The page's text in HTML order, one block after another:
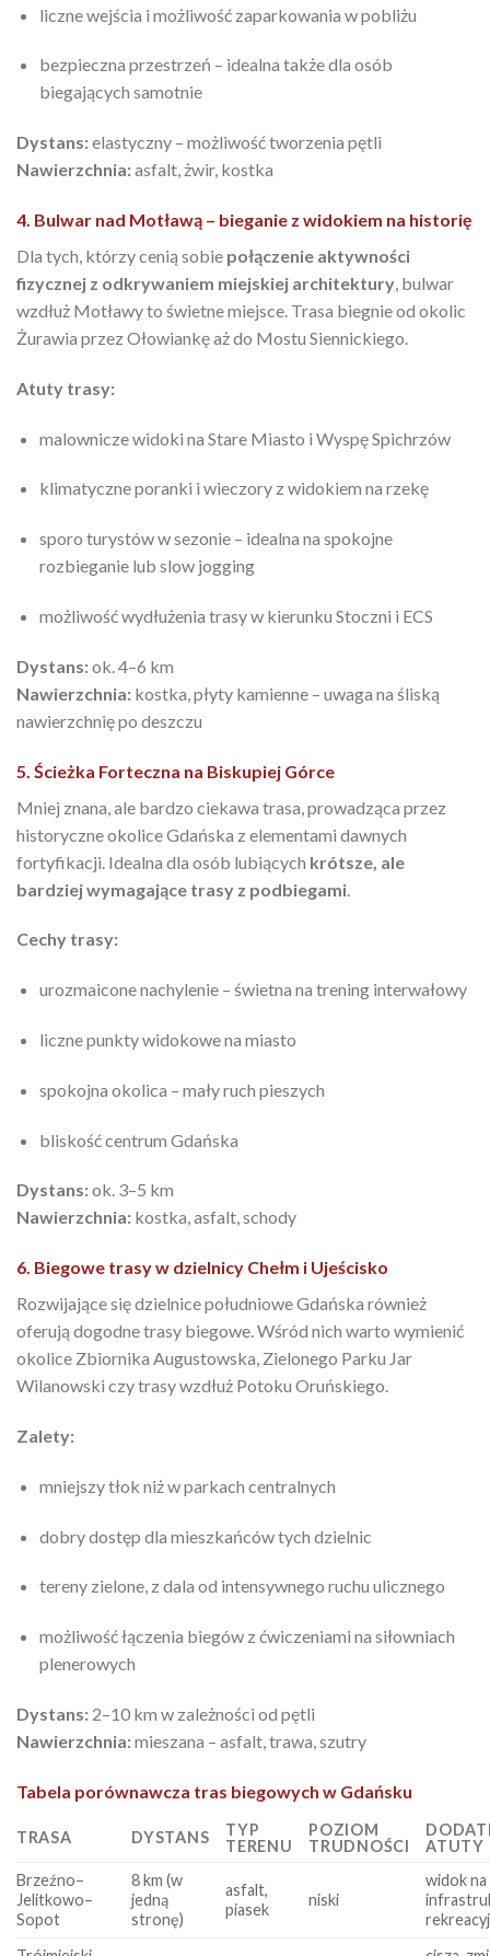
liczne wejścia i możliwość zaparkowania w pobliżu
bezpieczna przestrzeń – idealna także dla osób
biegających samotnie
Dystans:elastyczny – możliwość tworzenia pętli
Nawierzchnia:asfalt, żwir, kostka
4. Bulwar nad Motławą – bieganie z widokiem na historię
Dla tych, którzy cenią sobie połączenie aktywności
fizycznej z odkrywaniem miejskiej architektury, bulwar
wzdłuż Motławy to świetne miejsce. Trasa biegnie od okolic
Żurawia przez Ołowiankę aż do Mostu Siennickiego.
Atuty trasy:
malownicze widoki na Stare Miasto i Wyspę Spichrzów
klimatyczne poranki i wieczory z widokiem na rzekę
sporo turystów w sezonie – idealna na spokojne
rozbieganie lub slow jogging
możliwość wydłużenia trasy w kierunku Stoczni i ECS
Dystans:ok. 4–6 km
Nawierzchnia: kostka, płyty kamienne – uwaga na śliską
nawierzchnię po deszczu
5. Ścieżka Forteczna na Biskupiej Górce
Mniej znana, ale bardzo ciekawa trasa, prowadząca przez
historyczne okolice Gdańska z elementami dawnych
fortyfikacji. Idealna dla osób lubiących krótsze, ale
bardziej wymagające trasy z podbiegami
Cechy trasy:
urozmaicone nachylenie – świetna na trening interwałowy
liczne punkty widokowe na miasto
spokojna okolica – mały ruch pieszych
bliskość centrum Gdańska
Dystans:ok. 3–5 km
Nawierzchnia: kostka, asfalt, schody
6. Biegowe trasy w dzielnicy Chełm i Ujeścisko
Rozwijające się dzielnice południowe Gdańska również
oferują dogodne trasy biegowe. Wśród nich warto wymienić
okolice Zbiornika Augustowska, Zielonego Parku Jar
Wilanowski czy trasy wzdłuż Potoku Oruńskiego.
Zalety:
mniejszy tłok niż w parkach centralnych
dobry dostęp dla mieszkańców tych dzielnic
tereny zielone, z dala od intensywnego ruchu ulicznego
możliwość łączenia biegów z ćwiczeniami na siłowniach
plenerowych
Dystans: 2–10 km w zależności od pętli
Nawierzchnia:mieszana – asfalt, trawa, szutry
Tabela porównawcza tras biegowych w Gdańsku
TRASA DYSTANS
TYP
TERENU
POZIOM
TRUDNOŚCI
ATUTY
Brzeźno–
Jelitkowo–
Sopot
8 km (w
jedną
stronę)
asfalt,
piasek
niski
widok